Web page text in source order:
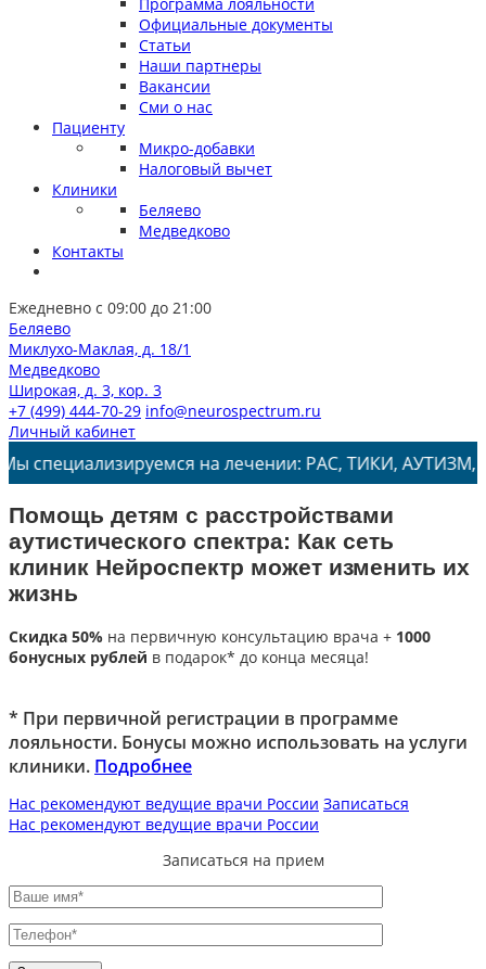
Официальные документы
Статьи
Наши партнеры
Вакансии
Сми о нас
Пациенту
Микро-добавки
Налоговый вычет
Клиники
Беляево
Медведково
Контакты
Ежедневно с 09:00 до 21:00
Беляево
Миклухо-Маклая, д. 18/1
Медведково
Широкая, д. 3, кор. 3
+7 (499) 444-70-29 info@neurospectrum.ru
Личный кабинет
на лечении: РАС, ТИКИ, АУТИЗМ, СДВГ,
Помощь детям с расстройствами
аутистического спектра: Как сеть
клиник Нейроспектр может изменить их
жизнь
Скидка 50% на первичную консультацию врача + 1000
бонусных рублей в подарок* до конца месяца!
* При первичной регистрации в программе
лояльности. Бонусы можно использовать на услуги
клиники. Подробнее
Нас рекомендуют ведущие врачи России Записаться
Нас рекомендуют ведущие врачи России
Записаться на прием